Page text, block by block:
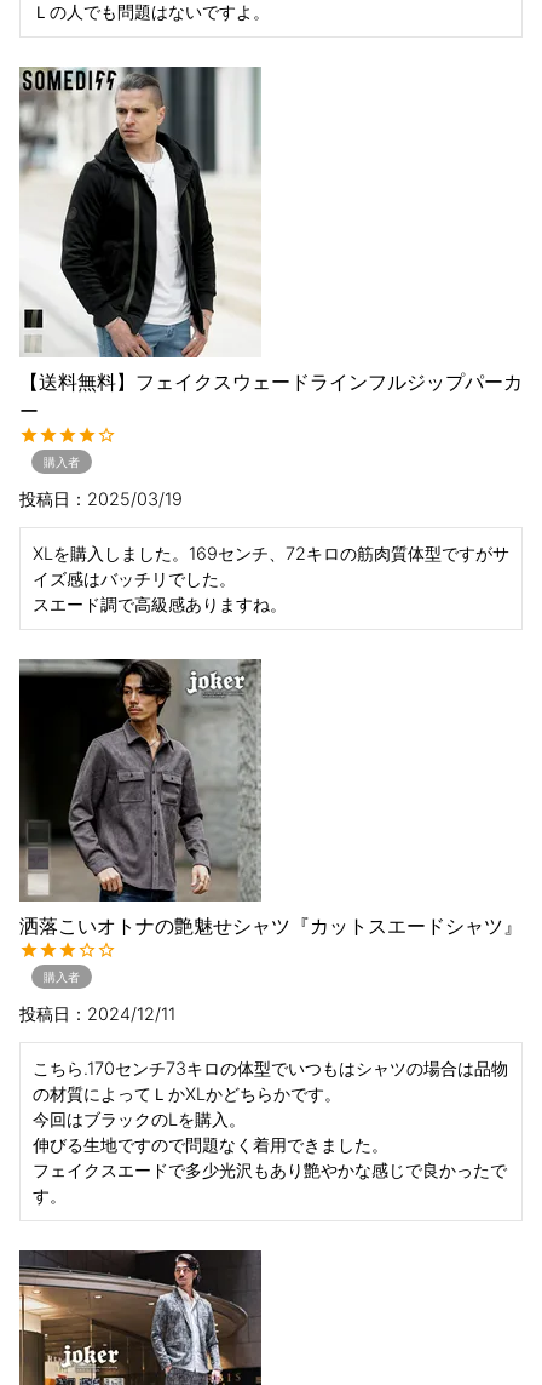
Ｌの人でも問題はないですよ。
【送料無料】フェイクスウェードラインフルジップパーカ
ー
購入者
投稿日 2025/03/19
XLを購入しました。169センチ、72キロの筋肉質体型ですがサ
イズ感はバッチリでした。
洒落こいオトナの艶魅せシャツ『カットスエードシャツ』
購入者
投稿日 2024/12/11
こちら.170センチ73キロの体型でいつもはシャツの場合は品物
の材質によってＬかXLかどちらかです。
今回はブラックのLを購入。
伸びる生地ですので問題なく着用できました。
フェイクスエードで多少光沢もあり艶やかな感じで良かったで
す。